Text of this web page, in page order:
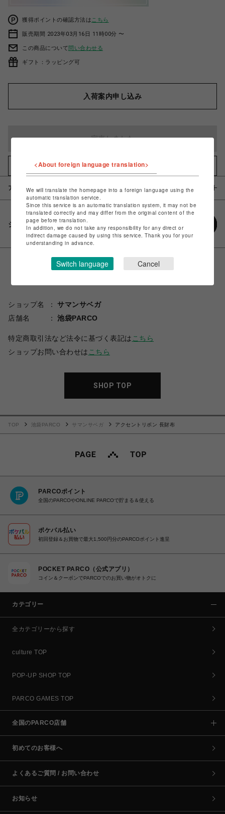
獲得ポイントの確認方法は こちら
販売期間 2023年03月16日 11時00分 〜
この商品について問い合わせる
ギフト：ラッピング可
入荷案内申し込み
完売しました
お気に入りアイテムに追加
アイテム説明 / 素材
シェアする
ショップ名
サマンサベガ
店舗名
池袋PARCO
特定商取引法など法令に基づく表記は こちら
ショップお問い合わせは こちら
SHOP TOP
TOP 池袋PARCO サマンサベガ アクセントリボン 長財布
PARCOポイント
全国のPARCOやONLINE PARCOで貯まる＆使える
ポケパル払い
初回登録＆お買物で最大1,500円分のPARCOポイント進呈
POCKET PARCO（公式アプリ）
コイン＆クーポンでPARCOでのお買い物がオトクに
カテゴリー
全カテゴリーから探す
culture TOP
POP-UP SHOP TOP
PARCO GAMES TOP
全国のPARCO店舗
初めてのお客様へ
よくあるご質問 / お問い合わせ
お知らせ
<About foreign language translation>
We will translate the homepage into a foreign language using the
automatic translation service.
Since this service is an automatic translation system, it may not be
translated correctly and may differ from the original content of the
page before translation.
In addition, we do not take any responsibility for any direct or
indirect damage caused by using this service. Thank you for your
understanding in advance.
Switch language Cancel